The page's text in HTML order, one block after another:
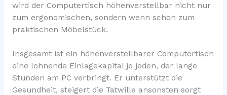
wird der Computertisch höhenverstellbar nicht nur
zum ergonomischen, sondern wenn schon zum
praktischen Möbelstück.
Insgesamt ist ein höhenverstellbarer Computertisch
eine lohnende Einlagekapital je jeden, der lange
Stunden am PC verbringt. Er unterstützt die
Gesundheit, steigert die Tatwille ansonsten sorgt